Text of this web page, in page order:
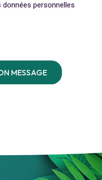
personnelles
MESSAGE